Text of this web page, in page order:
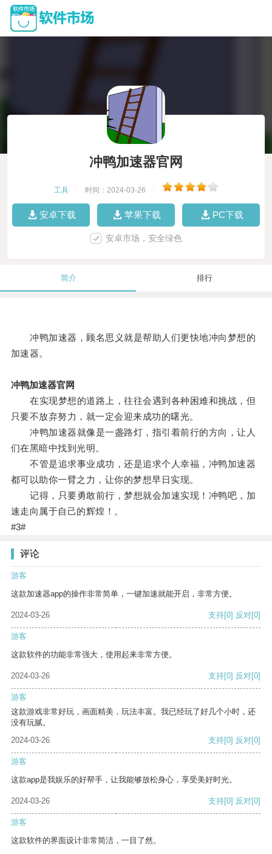
冲鸭加速器官网
工具 时间：2024-03-26
安卓下载 苹果下载 PC下载
安卓市场，安全绿色
简介 排行
冲鸭加速器，顾名思义就是帮助人们更快地冲向梦想的
加速器。
冲鸭加速器官网
在实现梦想的道路上，往往会遇到各种困难和挑战，但
只要不放弃努力，就一定会迎来成功的曙光。
冲鸭加速器就像是一盏路灯，指引着前行的方向，让人
们在黑暗中找到光明。
不管是追求事业成功，还是追求个人幸福，冲鸭加速器
都可以助你一臂之力，让你的梦想早日实现。
记得，只要勇敢前行，梦想就会加速实现！冲鸭吧，加
速走向属于自己的辉煌！。
#3#
评论
游客
这款加速器app的操作非常简单，一键加速就能开启，非常方便。
2024-03-26 支持[0] 反对[0]
游客
这款软件的功能非常强大，使用起来非常方便。
2024-03-26 支持[0] 反对[0]
游客
这款游戏非常好玩，画面精美，玩法丰富。我已经玩了好几个小时，还
没有玩腻。
2024-03-26
支持[0] 反对[0]
游客
这款app是我娱乐的好帮手，让我能够放松身心，享受美好时光。
2024-03-26 支持[0] 反对[0]
游客
这款软件的界面设计非常简洁，一目了然。